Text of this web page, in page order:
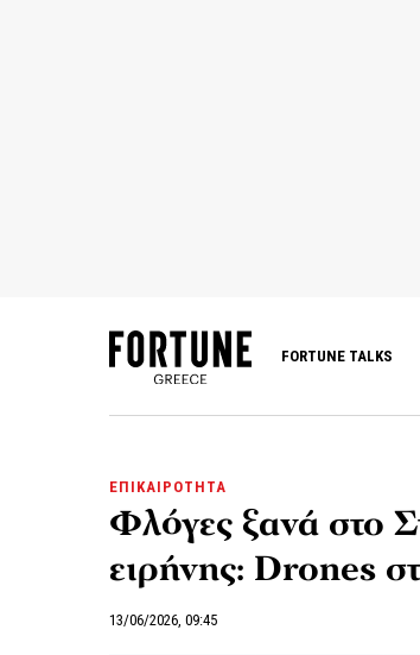
FORTUNE TALKS
ΕΠΙΚΑΙΡΟΤΗΤΑ
Φλόγες ξανά στο
ειρήνης: Drones
13/06/2026, 09:45